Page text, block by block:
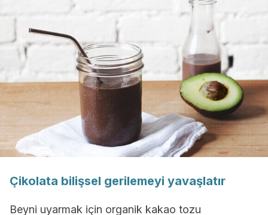
Çikolata bilişsel gerilemeyi yavaşlatır
Beyni uyarmak için organik kakao tozu